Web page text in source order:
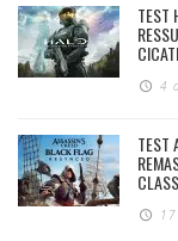
TEST
4
TEST